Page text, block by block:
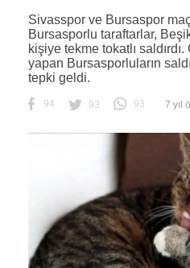
Sivasspor ve Bursaspor
Bursasporlu taraftarlar,
kişiye tekme tokatlı
yapan Bursasporluların
tepki geldi.
94 93 93 7 yıl